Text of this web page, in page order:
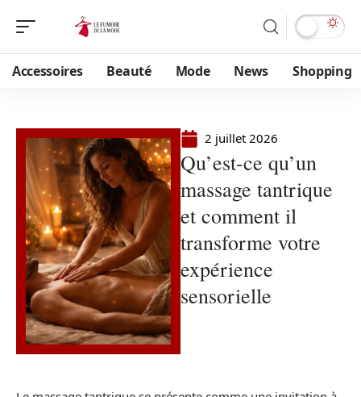
Accessoires Beauté Mode News Shopping
2 juillet 2026
Qu’est-ce qu’un
massage tantrique
et comment il
transforme votre
expérience
sensorielle